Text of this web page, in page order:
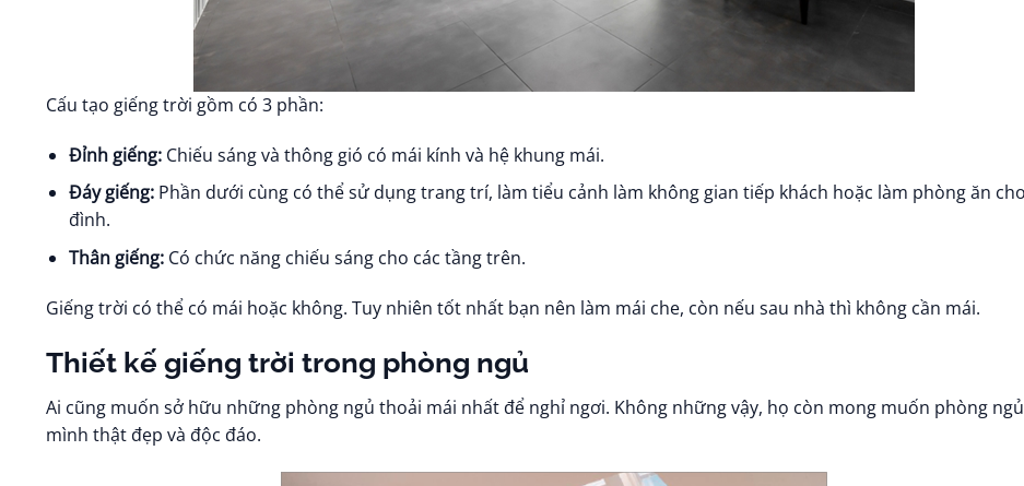
Cấu tạo giếng trời gồm có 3 phần:
Đỉnh giếng:Chiếu sáng và thông gió có mái kính và hệ khung mái.
Đáy giếng:Phần dưới cùng có thể sử dụng trang trí, làm tiểu cảnh làm không gian tiếp khách hoặc làm phòng ăn
đình.
Thân giếng: Có chức năng chiếu sáng cho các tầng trên.
Giếng trời có thể có mái hoặc không. Tuy nhiên tốt nhất bạn nên làm mái che, còn nếu sau nhà thì không cần mái.
Thiết kế giếng trời trong phòng ngủ
Ai cũng muốn sở hữu những phòng ngủ thoải mái nhất để nghỉ ngơi. Không những vậy, họ còn mong muốn phòng
mình thật đẹp và độc đáo.